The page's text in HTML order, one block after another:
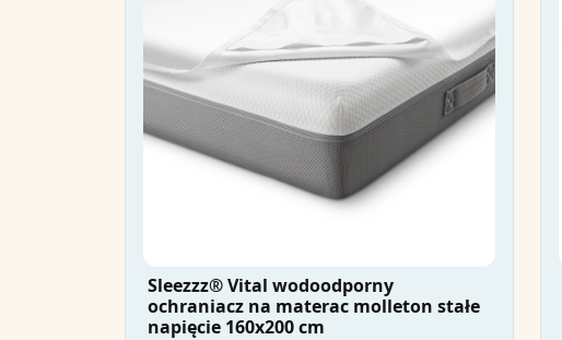
Sleezzz® Vital wodoodporny
ochraniacz na materac molleton stałe
napięcie 160x200 cm